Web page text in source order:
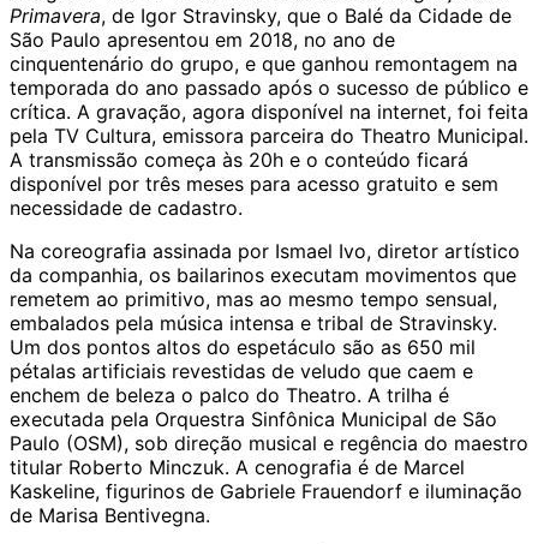
Primavera, de Igor Stravinsky, que o Balé da Cidade de
São Paulo apresentou em 2018, no ano de
cinquentenário do grupo, e que ganhou remontagem na
temporada do ano passado após o sucesso de público e
crítica. A gravação, agora disponível na internet, foi feita
pela TV Cultura, emissora parceira do Theatro Municipal.
A transmissão começa às 20h e o conteúdo ficará
disponível por três meses para acesso gratuito e sem
necessidade de cadastro.
Na coreografia assinada por Ismael Ivo, diretor artístico
da companhia, os bailarinos executam movimentos que
remetem ao primitivo, mas ao mesmo tempo sensual,
embalados pela música intensa e tribal de Stravinsky.
Um dos pontos altos do espetáculo são as 650 mil
pétalas artificiais revestidas de veludo que caem e
enchem de beleza o palco do Theatro. A trilha é
executada pela Orquestra Sinfônica Municipal de São
Paulo (OSM), sob direção musical e regência do maestro
titular Roberto Minczuk. A cenografia é de Marcel
Kaskeline, figurinos de Gabriele Frauendorf e iluminação
de Marisa Bentivegna.